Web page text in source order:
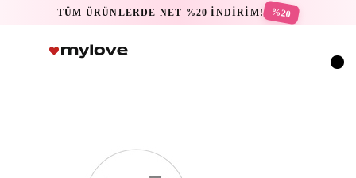
TÜM ÜRÜNLERDE NET %20 İNDİRİM! %20